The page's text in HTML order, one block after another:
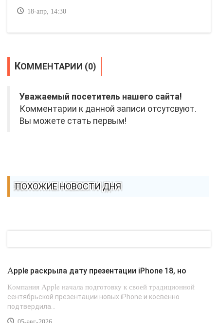
18-апр, 14:30
КОММЕНТАРИИ (0)
Уважаемый посетитель нашего сайта!
Комментарии к данной записи отсутсвуют.
Вы можете стать первым!
ПОХОЖИЕ НОВОСТИ ДНЯ
Apple раскрыла дату презентации iPhone 18, но
Компания Apple начала подготовку к своей традиционной
сентябрьской презентации новых iPhone и косвенно
подтвердила...